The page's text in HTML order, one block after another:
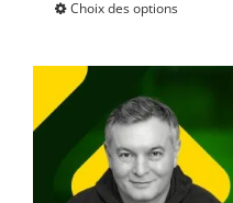
Choix des optionsCe